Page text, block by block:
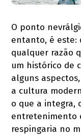
O ponto
entanto, é este:
qualquer razão
um histórico de
alguns
a cultura
o que a integra,
entretenimento
respingaria no